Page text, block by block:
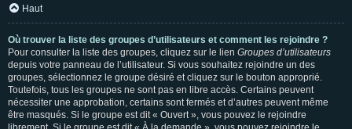
Haut
Où trouver la liste des groupes d’utilisateurs et comment les rejoindre ?
Pour consulter la liste des groupes, cliquez sur le lien Groupes d’utilisateurs
depuis votre panneau de l’utilisateur. Si vous souhaitez rejoindre un des
groupes, sélectionnez le groupe désiré et cliquez sur le bouton approprié.
Toutefois, tous les groupes ne sont pas en libre accès. Certains peuvent
nécessiter une approbation, certains sont fermés et d’autres peuvent même
être masqués. Si le groupe est dit « Ouvert », vous pouvez le rejoindre